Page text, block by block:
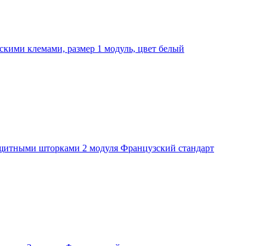
клемами, размер 1 модуль, цвет белый
шторками 2 модуля Французский стандарт